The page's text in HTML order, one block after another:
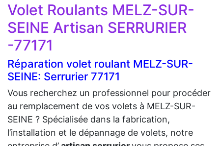
Volet Roulants MELZ-SUR-
SEINE Artisan SERRURIER
-77171
Réparation volet roulant MELZ-SUR-
SEINE: Serrurier 77171
Vous recherchez un professionnel pour procéder
au remplacement de vos volets à MELZ-SUR-
SEINE ? Spécialisée dans la fabrication,
l’installation et le dépannage de volets, notre